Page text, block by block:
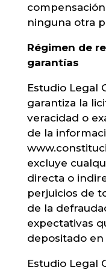
ninguna otra
Régimen de
garantías
Estudio Legal
garantiza la
veracidad o
de la
excluye
directa o
perjuicios de
de la
expectativas
depositado en
Estudio Legal